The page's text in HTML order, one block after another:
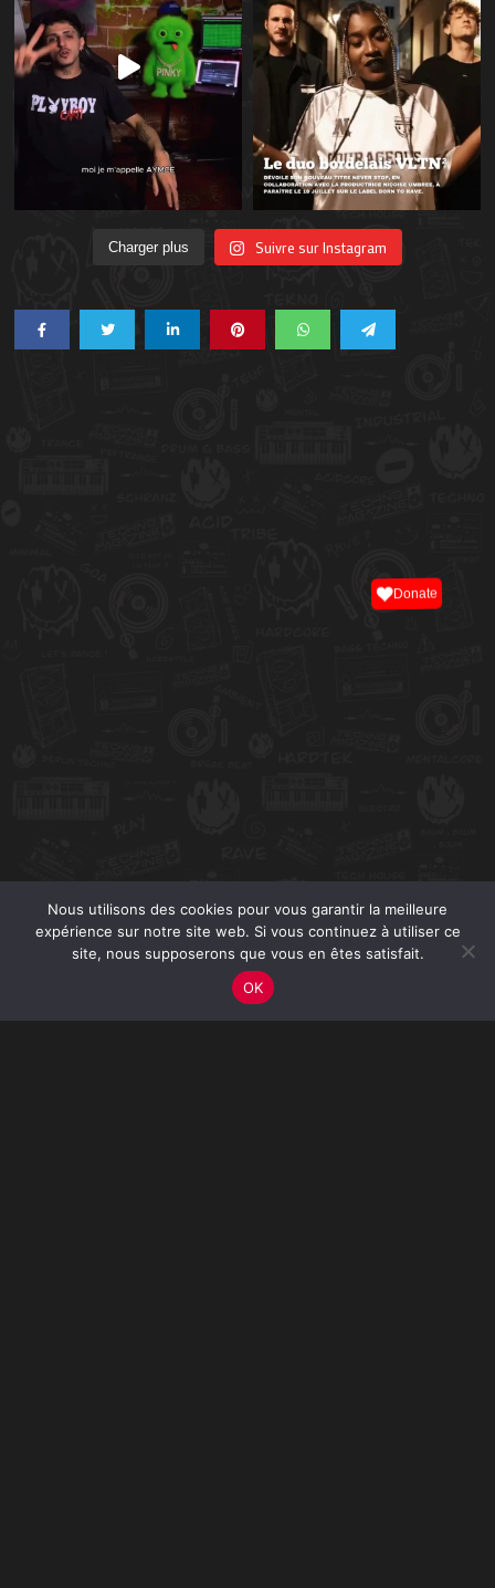
Charger plus Suivre sur Instagram
Nous utilisons des cookies pour vous garantir la meilleure
expérience sur notre site web. Si vous continuez à utiliser ce
site, nous supposerons que vous en êtes satisfait.
OK
Donate